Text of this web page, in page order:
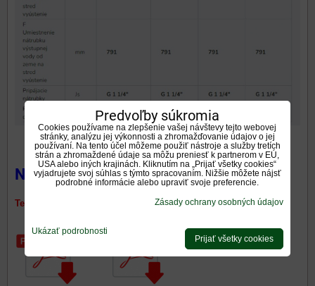
Na stiahnutie:
Technický list Informačný list
Predvoľby súkromia
Cookies používame na zlepšenie vašej návštevy tejto webovej
stránky, analýzu jej výkonnosti a zhromažďovanie údajov o jej
používaní. Na tento účel môžeme použiť nástroje a služby tretích
strán a zhromaždené údaje sa môžu preniesť k partnerom v EÚ,
USA alebo iných krajinách. Kliknutím na „Prijať všetky cookies“
vyjadrujete svoj súhlas s týmto spracovaním. Nižšie môžete nájsť
podrobné informácie alebo upraviť svoje preferencie.
Zásady ochrany osobných údajov
Ukázať podrobnosti
Prijať všetky cookies